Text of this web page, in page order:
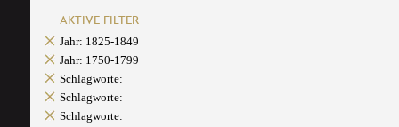
AKTIVE FILTER
Jahr: 1825-1849
Jahr: 1750-1799
Schlagworte:
Schlagworte:
Schlagworte: